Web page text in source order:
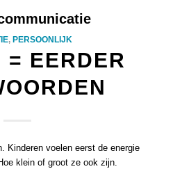
, PERSOONLIJK
= EERDER
Kinderen voelen eerst de energie
klein of groot ze ook zijn.